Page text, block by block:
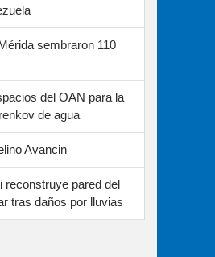
sembraron 110
del OAN para la
de agua
Avancin
reconstruye pared del
tras daños por lluvias